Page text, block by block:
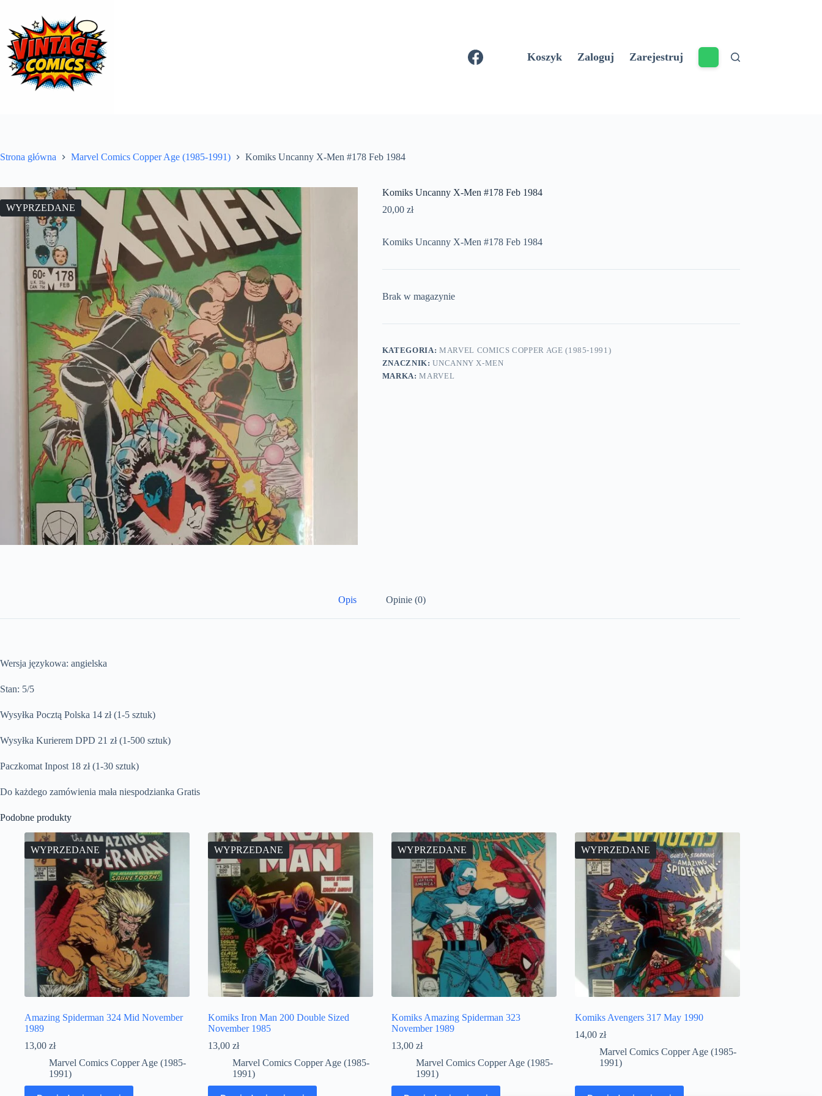
treści
Koszyk Zaloguj Zarejestruj
Strona główna Marvel Comics Copper Age (1985-1991) Komiks Uncanny X-Men #178 Feb 1984
WYPRZEDANE
Komiks Uncanny X-Men #178 Feb 1984
20,00 zł
Komiks Uncanny X-Men #178 Feb 1984
Brak w magazynie
KATEGORIA: MARVEL COMICS COPPER AGE (1985-1991)
ZNACZNIK:UNCANNY X-MEN
MARKA:MARVEL
Opis Opinie (0)
Wersja językowa: angielska
Stan: 5/5
Wysyłka Pocztą Polska 14 zł (1-5 sztuk)
Wysyłka Kurierem DPD 21 zł (1-500 sztuk)
Paczkomat Inpost 18 zł (1-30 sztuk)
Do każdego zamówienia mała niespodzianka Gratis
Podobne produkty
WYPRZEDANE
Amazing Spiderman 324 Mid November
1989
13,00 zł
Marvel Comics Copper Age (1985-
1991)
WYPRZEDANE
Komiks Iron Man 200 Double Sized
November 1985
13,00 zł
Marvel Comics Copper Age (1985-
1991)
WYPRZEDANE
Komiks Amazing Spiderman 323
November 1989
13,00 zł
Marvel Comics Copper Age (1985-
1991)
WYPRZEDANE
Komiks Avengers 317 May 1990
14,00 zł
Marvel Comics Copper Age (1985-
1991)